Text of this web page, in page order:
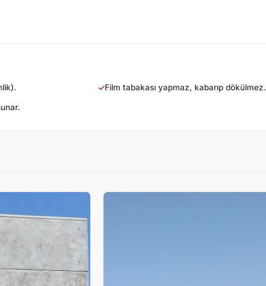
Film tabakası yapmaz, kabarıp dökülmez.